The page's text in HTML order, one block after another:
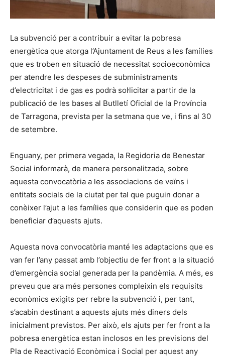
La subvenció per a contribuir a evitar la pobresa
energètica que atorga l’Ajuntament de Reus a les famílies
que es troben en situació de necessitat socioeconòmica
per atendre les despeses de subministraments
d’electricitat i de gas es podrà sol·licitar a partir de la
publicació de les bases al Butlletí Oficial de la Província
de Tarragona, prevista per la setmana que ve, i fins al 30
de setembre.
Enguany, per primera vegada, la Regidoria de Benestar
Social informarà, de manera personalitzada, sobre
aquesta convocatòria a les associacions de veïns i
entitats socials de la ciutat per tal que puguin donar a
conèixer l’ajut a les famílies que considerin que es poden
beneficiar d’aquests ajuts.
Aquesta nova convocatòria manté les adaptacions que es
van fer l’any passat amb l’objectiu de fer front a la situació
d’emergència social generada per la pandèmia. A més, es
preveu que ara més persones compleixin els requisits
econòmics exigits per rebre la subvenció i, per tant,
s’acabin destinant a aquests ajuts més diners dels
inicialment previstos. Per això, els ajuts per fer front a la
pobresa energètica estan inclosos en les previsions del
Pla de Reactivació Econòmica i Social per aquest any